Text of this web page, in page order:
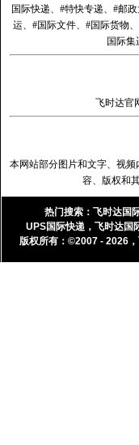
国际快递、#特快专递、#邮
运、#国际文件、#国际货物
国际
飞时达官
本网站部分图片和文字、视
容、版权和
热门搜索： 飞时达国
UPS国际快递 ， 飞时达国
版权所有：©2007 - 2026，